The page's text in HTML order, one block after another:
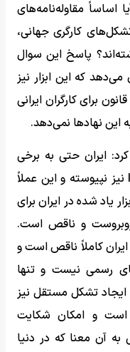
مقاوله‌نامه‌های
کارگری جهانی،
پاسخ این سوال
که این ابزار نیز
برای کارگران ایرانی
این نهادها نمی‌دهد.
ایران حتی به برخی
مقاوله‌نامه‌های بنیادین هشت‌گانه ILO نیز نپیوسته و این عملاً
یاد شده در ایران برای
روبروست و ناقص است.
کاملاً ناقص است و
رسمی نیست و تنها
ایجاد تشکل مستقل نیز
است و امکان شکایت
آن معنا که در دنیا